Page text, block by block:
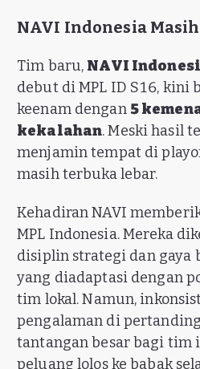
NAVI Indonesia
Tim baru, NAVI
debut di MPL ID S16, kini
keenam dengan5
kekalahan. Meski hasil
menjamin tempat di
masih terbuka lebar.
Kehadiran NAVI
MPL Indonesia. Mereka
disiplin strategi dan gaya
yang diadaptasi dengan
tim lokal. Namun,
pengalaman di
tantangan besar bagi tim
peluang lolos ke babak